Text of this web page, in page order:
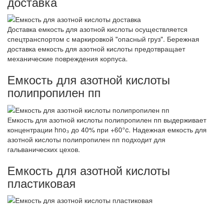
Доставка емкость для азотной кислоты осуществляется
спецтранспортом с маркировкой "опасный груз". Бережная
доставка емкость для азотной кислоты предотвращает
механические повреждения корпуса.
Емкость для азотной кислоты
полипропилен пп
Емкость для азотной кислоты полипропилен пп выдерживает
концентрации hno₃ до 40% при +60°c. Надежная емкость для
азотной кислоты полипропилен пп подходит для
гальванических цехов.
Емкость для азотной кислоты
пластиковая